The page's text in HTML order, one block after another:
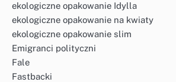
ekologiczne opakowanie Idylla
ekologiczne opakowanie na kwiaty
ekologiczne opakowanie slim
Emigranci polityczni
Fale
Fastbacki